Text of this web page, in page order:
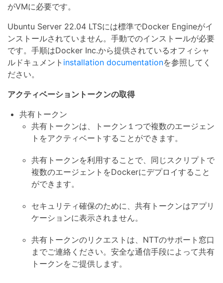
がVMに必要です。
Ubuntu Server 22.04 LTSには標準でDocker Engineがイ
ンストールされていません。手動でのインストールが必要
です。手順はDocker Inc.から提供されているオフィシャ
ルドキュメント installation documentationを参照してく
ださい。
アクティベーショントークンの取得
共有トークン
共有トークンは、トークン１つで複数のエージェン
トをアクティベートすることができます。
共有トークンを利用することで、同じスクリプトで
複数のエージェントをDockerにデプロイすること
ができます。
セキュリティ確保のために、共有トークンはアプリ
ケーションに表示されません。
共有トークンのリクエストは、NTTのサポート窓口
までご連絡ください。安全な通信手段によって共有
トークンをご提供します。